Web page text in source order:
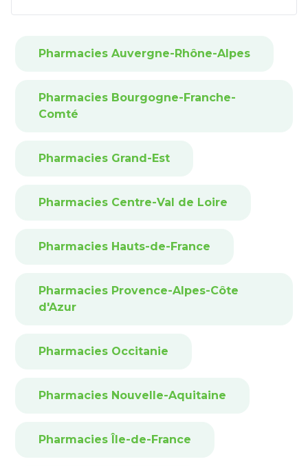
Pharmacies Auvergne-Rhône-Alpes
Pharmacies Bourgogne-Franche-
Comté
Pharmacies Grand-Est
Pharmacies Centre-Val de Loire
Pharmacies Hauts-de-France
Pharmacies Provence-Alpes-Côte
d'Azur
Pharmacies Occitanie
Pharmacies Nouvelle-Aquitaine
Pharmacies Île-de-France